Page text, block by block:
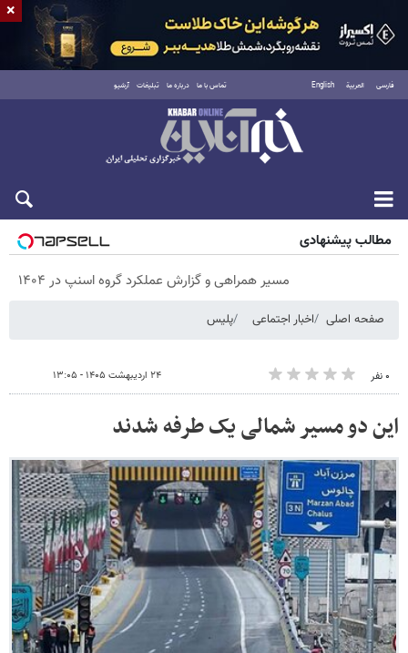
فارسی العربية English تماس با ما درباره ما تبلیغات آرشیو
پنجشنبه ۱۵ مرداد ۱۴۰۵
مطالب پیشنهادی
مسیر همراهی و گزارش عملکرد گروه اسنپ در ۱۴۰۴
صفحه اصلی اخبار اجتماعی پلیس
۰ نفر ۲۴ اردیبهشت ۱۴۰۵ - ۱۳:۰۵
این دو مسیر شمالی یک طرفه شدند
×